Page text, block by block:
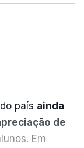
país ainda
de
Em